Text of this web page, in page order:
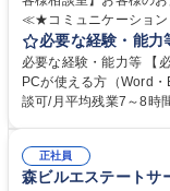
≪★コミュニケーショ
お客様のお声をより良
様相談室でのお仕事です。 日々お客様からいただくキリングルー
意見を、企業活動に活
って対応、情報提供す
平均100件前後■メール・手紙：同上40
相談室】お客様のお声
必要な経験・能力
必要な経験・能力等 【
PCが使える方（Word
談可/月平均残業7～8時間程度 【入社後の研修】着任から1
すのでご安心ください
う会社として、お客様
正社員
森ビルエステートサ